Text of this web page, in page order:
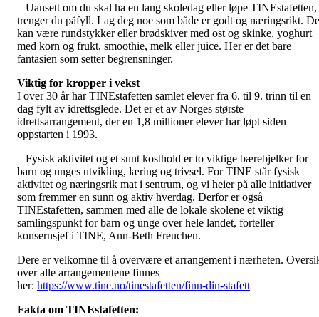
– Uansett om du skal ha en lang skoledag eller løpe TINEstafetten,
trenger du påfyll. Lag deg noe som både er godt og næringsrikt.
kan være rundstykker eller brødskiver med ost og skinke, yoghurt
med korn og frukt, smoothie, melk eller juice. Her er det bare
fantasien som setter begrensninger.
Viktig for kropper i vekst
I over 30 år har TINEstafetten samlet elever fra 6. til 9. trinn til en
dag fylt av idrettsglede. Det er et av Norges største
idrettsarrangement, der en 1,8 millioner elever har løpt siden
oppstarten i 1993.
– Fysisk aktivitet og et sunt kosthold er to viktige bærebjelker for
barn og unges utvikling, læring og trivsel. For TINE står fysisk
aktivitet og næringsrik mat i sentrum, og vi heier på alle initiativer
som fremmer en sunn og aktiv hverdag. Derfor er også
TINEstafetten, sammen med alle de lokale skolene et viktig
samlingspunkt for barn og unge over hele landet, forteller
konsernsjef i TINE, Ann-Beth Freuchen.
Dere er velkomne til å overvære et arrangement i nærheten.
over alle arrangementene finnes
her: https://www.tine.no/tinestafetten/finn-din-stafett
Fakta om TINEstafetten: